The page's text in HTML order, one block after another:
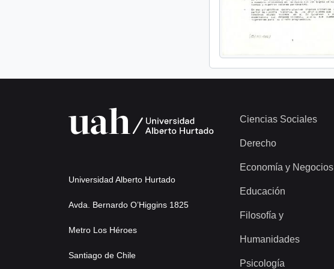
Universidad Alberto Hurtado
Avda. Bernardo O’Higgins 1825
Metro Los Héroes
Santiago de Chile
Ciencias Sociales
Derecho
Economía y Negocios
Educación
Filosofía y
Humanidades
Psicología